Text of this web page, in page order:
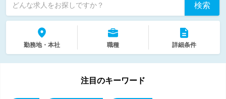
どんな求人をお探しですか？ 検索
勤務地・本社 職種 詳細条件
注目のキーワード